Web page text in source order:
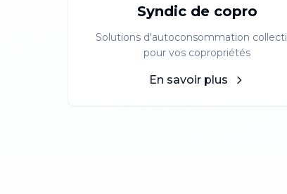
Syndic de copro
Solutions d'autoconsommation
pour vos copropriétés
En savoir plus